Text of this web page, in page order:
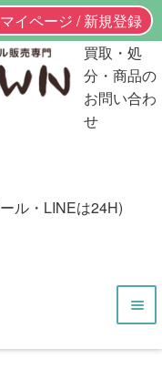
マイページ / 新規登録
買取・処
分・商品の
お問い合わ
せ
ル・LINEは24H)